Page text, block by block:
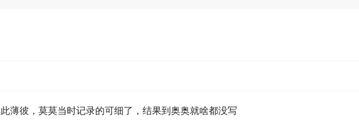
薄彼，莫莫当时记录的可细了，结果到奥奥就啥都没写